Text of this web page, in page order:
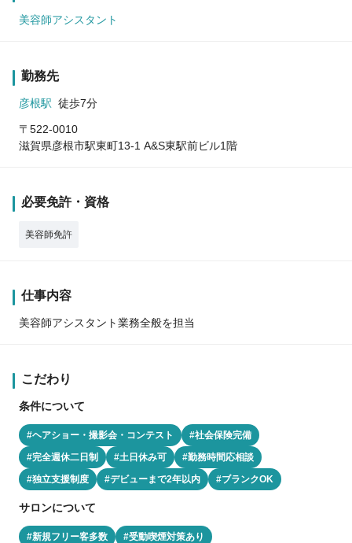
美容師アシスタント
勤務先
彦根駅 徒歩7分
〒522-0010
滋賀県彦根市駅東町13-1 A&S東駅前ビル1階
必要免許・資格
美容師免許
仕事内容
美容師アシスタント業務全般を担当
こだわり
条件について
#ヘアショー・撮影会・コンテスト
#社会保険完備
#完全週休二日制
#土日休み可
#勤務時間応相談
#独立支援制度
#デビューまで2年以内 #ブランクOK
サロンについて
#新規フリー客多数 #受動喫煙対策あり